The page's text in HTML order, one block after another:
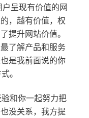
呈现有价值的网
，越有价值，权
提升网站价值。
了解产品和服务
是我前面说的你
。
和你一起努力把
没关系，我方提